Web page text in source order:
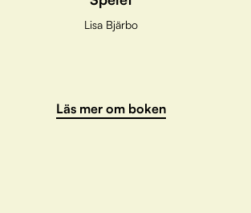
Lisa Bjärbo
Läs mer om boken